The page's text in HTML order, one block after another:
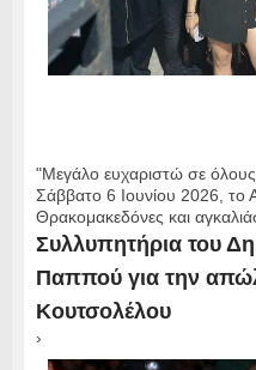
"Μεγάλο ευχαριστώ σε
Σάββατο 6 Ιουνίου 2026, το
Θρακομακεδόνες και
Συλλυπητήρια του
Παππού για την
Κουτσολέλου
›